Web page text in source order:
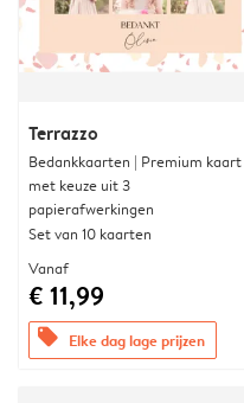
Terrazzo
Bedankkaarten | Premium kaart
met keuze uit 3
papierafwerkingen
Set van 10 kaarten
Vanaf
€ 11,99
offers Elke dag lage prijzen